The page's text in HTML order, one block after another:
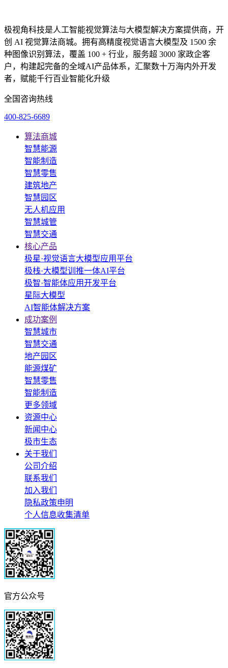
极视角科技是人工智能视觉算法与大模型解决方案提供商，开
创 AI 视觉算法商城。拥有高精度视觉语言大模型及 1500 余
种图像识别算法，覆盖 100 + 行业，服务超 3000 家政企客
户，构建起完备的全域AI产品体系，汇聚数十万海内外开发
者，赋能千行百业智能化升级
全国咨询热线
400-825-6689
算法商城
智慧能源
智能制造
智慧零售
建筑地产
智慧园区
无人机应用
智慧城管
智慧交通
核心产品
极星·视觉语言大模型应用平台
极栈·大模型训推一体AI平台
极智·智能体应用开发平台
星际大模型
AI智能体解决方案
成功案例
智慧城市
智慧交通
地产园区
能源煤矿
智慧零售
智能制造
更多领域
资源中心
新闻中心
极市生态
关于我们
公司介绍
联系我们
加入我们
隐私政策申明
个人信息收集清单
官方公众号